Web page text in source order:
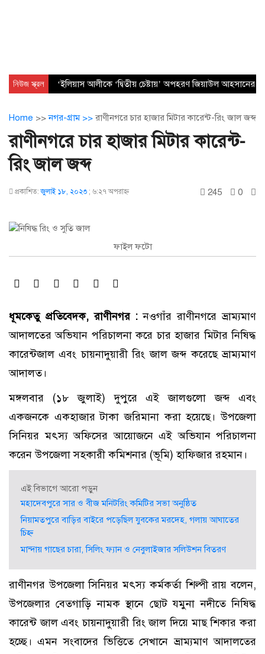
নিউজ স্ক্রল ‘ইলিয়াস আলীকে ‘দ্বিতীয় চেষ্টায়’ অপহরণ জিয়াউল আহসানের
Home >>নগর-গ্রাম >> রাণীনগরে চার হাজার মিটার কারেন্ট-রিং জাল জব্দ
রাণীনগরে চার হাজার মিটার কারেন্ট-
রিং জাল জব্দ
প্রকাশিত:জুলাই ১৮, ২০২৩ ; ৬:২৭ অপরাহ্ণ 245 0
ফাইল ফটো
ধূমকেতু প্রতিবেদক, রাণীনগর :নওগাঁর রাণীনগরে ভ্রাম্যমাণ
আদালতের অভিযান পরিচালনা করে চার হাজার মিটার নিষিদ্ধ
কারেন্টজাল এবং চায়নাদুয়ারী রিং জাল জব্দ করেছে ভ্রাম্যমাণ
আদালত।
মঙ্গলবার (১৮ জুলাই) দুপুরে এই জালগুলো জব্দ এবং
একজনকে একহাজার টাকা জরিমানা করা হয়েছে। উপজেলা
সিনিয়র মৎস্য অফিসের আয়োজনে এই অভিযান পরিচালনা
করেন উপজেলা সহকারী কমিশনার (ভূমি) হাফিজার রহমান।
এই বিভাগে আরো পড়ুন
মহাদেবপুরে সার ও বীজ মনিটরিং কমিটির সভা অনুষ্ঠিত
নিয়ামতপুরে বাড়ির বাইরে পড়েছিল যুবকের মরদেহ, গলায় আঘাতের
চিহ্ন
মান্দায় গাছের চারা, সিলিং ফ্যান ও নেবুলাইজার সলিউশন বিতরণ
রাণীনগর উপজেলা সিনিয়র মৎস্য কর্মকর্তা শিল্পী রায় বলেন,
উপজেলার বেতগাড়ি নামক স্থানে ছোট যমুনা নদীতে নিষিদ্ধ
কারেন্ট জাল এবং চায়নাদুয়ারী রিং জাল দিয়ে মাছ শিকার করা
হচ্ছে। এমন সংবাদের ভিত্তিতে সেখানে ভ্রাম্যমাণ আদালতের